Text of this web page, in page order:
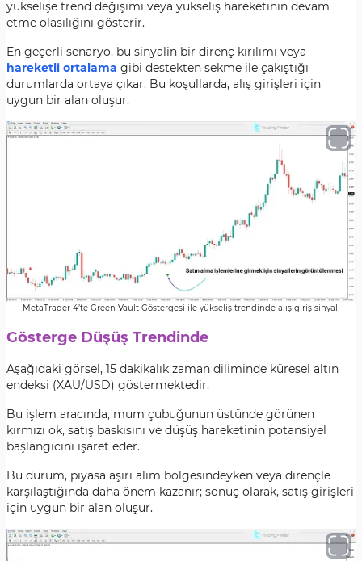
yükselişe trend değişimi veya yükseliş hareketinin devam
etme olasılığını gösterir.
En geçerli senaryo, bu sinyalin bir direnç kırılımı veya
hareketli ortalama gibi destekten sekme ile çakıştığı
durumlarda ortaya çıkar. Bu koşullarda, alış girişleri için
uygun bir alan oluşur.
MetaTrader 4’te Green Vault Göstergesi ile yükseliş trendinde alış giriş sinyali
Gösterge Düşüş Trendinde
Aşağıdaki görsel, 15 dakikalık zaman diliminde küresel altın
endeksi (XAU/USD) göstermektedir.
Bu işlem aracında, mum çubuğunun üstünde görünen
kırmızı ok, satış baskısını ve düşüş hareketinin potansiyel
başlangıcını işaret eder.
Bu durum, piyasa aşırı alım bölgesindeyken veya dirençle
karşılaştığında daha önem kazanır; sonuç olarak, satış girişleri
için uygun bir alan oluşur.